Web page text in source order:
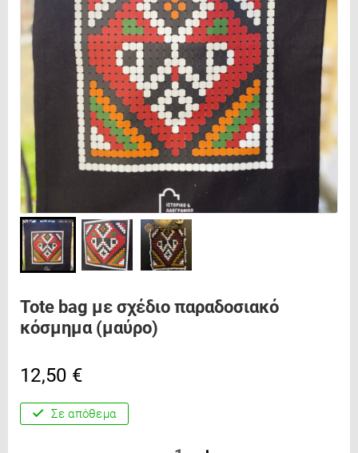
Tote bag με σχέδιο παραδοσιακό
κόσμημα (μαύρο)
12,50 €
Σε απόθεμα